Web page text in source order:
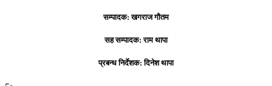
सम्पादक: खगराज गौतम
सह सम्पादक: राम थापा
प्रबन्ध निर्देशक: दिनेश थापा